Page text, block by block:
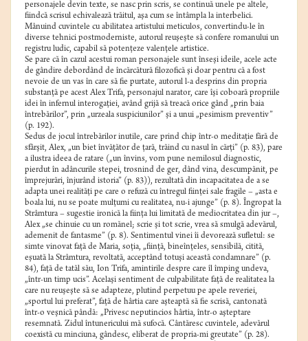
personajele devin texte, se nasc prin scris, se continuă unele pe altele,
fiindcă scrisul echivalează trăitul, aşa cum se întâmpla la interbelici.
Mânuind cuvintele cu abilitatea artistului meticulos, convertindu-le în
diverse tehnici postmoderniste, autorul reuşeşte să confere romanului un
registru ludic, capabil să potenţeze valenţele artistice.
Se pare că în cazul acestui roman personajele sunt înseşi ideile, acele acte
de gândire debordând de încărcătură filozofică şi doar pentru că a fost
nevoie de un vas în care să fie purtate, autorul l-a desprins din propria
substanţă pe acest Alex Trifa, personajul narator, care îşi coboară propriile
idei în infernul interogaţiei, având grijă să treacă orice gând „prin baia
întrebărilor”, prin „urzeala suspiciunilor” şi a unui „pesimism preventiv”
(p. 192).
Sedus de jocul întrebărilor inutile, care prind chip într-o meditaţie fără de
sfârşit, Alex, „un biet învăţător de ţară, trăind cu nasul în cărţi” (p. 83), pare
a ilustra ideea de ratare („un învins, vom pune nemilosul diagnostic,
pierdut în adâncurile stepei, trosnind de ger, dând vina, descumpănit, pe
împrejurări, înjurând istoria” (p. 83)), rezultată din incapacitatea de a se
adapta unei realităţi pe care o refuză cu întregul fiinţei sale fragile – „asta e
boala lui, nu se poate mulţumi cu realitatea, nu-i ajunge” (p. 8). Îngropat la
Strâmtura – sugestie ironică la fiinţa lui limitată de mediocritatea din jur –,
Alex „se chinuie cu un romănel; scrie şi tot scrie, vrea să smulgă adevărul,
ademenit de fantasme” (p. 8). Sentimentul vinei îi devorează sufletul: se
simte vinovat faţă de Maria, soţia, „fiinţă, bineînţeles, sensibilă, citită,
eşuată la Strâmtura, revoltată, acceptând totuşi această condamnare” (p.
84), faţă de tatăl său, Ion Trifa, amintirile despre care îl împing undeva,
„într-un timp ucis”. Acelaşi sentiment de culpabilitate faţă de realitatea la
care nu reuşeşte să se adapteze, plutind perpetuu pe apele reveriei,
„sportul lui preferat”, faţă de hârtia care aşteaptă să fie scrisă, cantonată
într-o veşnică pândă: „Privesc neputincios hârtia, într-o aşteptare
resemnată. Zidul întunericului mă sufocă. Cântăresc cuvintele, adevărul
coexistă cu minciuna, gândesc, eliberat de propria-mi greutate” (p. 28).